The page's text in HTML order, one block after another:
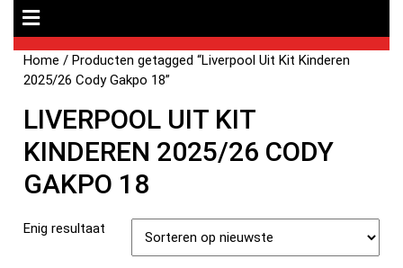
Home / Producten getagged “Liverpool Uit Kit Kinderen
2025/26 Cody Gakpo 18”
LIVERPOOL UIT KIT
KINDEREN 2025/26 CODY
GAKPO 18
Enig resultaat